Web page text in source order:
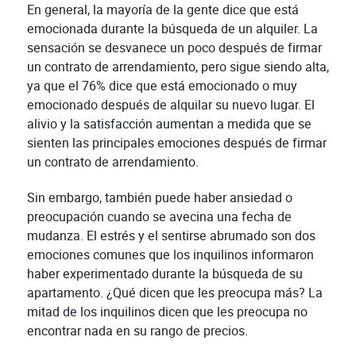
En general, la mayoría de la gente dice que está
emocionada durante la búsqueda de un alquiler. La
sensación se desvanece un poco después de firmar
un contrato de arrendamiento, pero sigue siendo alta,
ya que el 76% dice que está emocionado o muy
emocionado después de alquilar su nuevo lugar. El
alivio y la satisfacción aumentan a medida que se
sienten las principales emociones después de firmar
un contrato de arrendamiento.
Sin embargo, también puede haber ansiedad o
preocupación cuando se avecina una fecha de
mudanza. El estrés y el sentirse abrumado son dos
emociones comunes que los inquilinos informaron
haber experimentado durante la búsqueda de su
apartamento. ¿Qué dicen que les preocupa más? La
mitad de los inquilinos dicen que les preocupa no
encontrar nada en su rango de precios.